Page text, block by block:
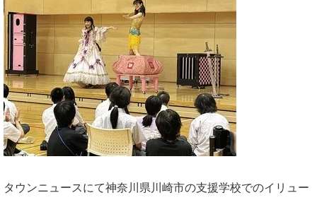
タウンニュースにて神奈川県川崎市の支援学校でのイリュー